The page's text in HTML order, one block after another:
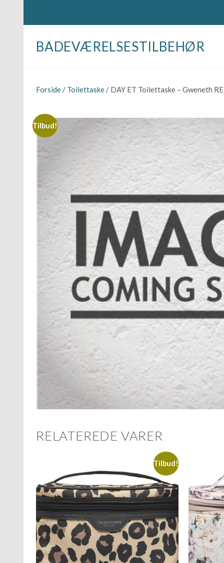
BADEVÆRELSESTILBEHØR
Forside / Toilettaske / DAY ET Toilettaske – Gweneth
Tilbud!
RELATEREDE VARER
Tilbud!